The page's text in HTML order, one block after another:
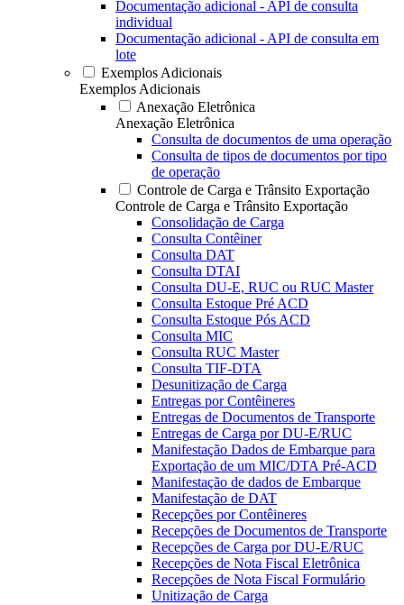
Documentação adicional - API de consulta
individual
Documentação adicional - API de consulta em
lote
Exemplos Adicionais
Exemplos Adicionais
Anexação Eletrônica
Anexação Eletrônica
Consulta de documentos de uma operação
Consulta de tipos de documentos por tipo
de operação
Controle de Carga e Trânsito Exportação
Controle de Carga e Trânsito Exportação
Consolidação de Carga
Consulta Contêiner
Consulta DAT
Consulta DTAI
Consulta DU-E, RUC ou RUC Master
Consulta Estoque Pré ACD
Consulta Estoque Pós ACD
Consulta MIC
Consulta RUC Master
Consulta TIF-DTA
Desunitização de Carga
Entregas por Contêineres
Entregas de Documentos de Transporte
Entregas de Carga por DU-E/RUC
Manifestação Dados de Embarque para
Exportação de um MIC/DTA Pré-ACD
Manifestação de dados de Embarque
Manifestação de DAT
Recepções por Contêineres
Recepções de Documentos de Transporte
Recepções de Carga por DU-E/RUC
Recepções de Nota Fiscal Eletrônica
Recepções de Nota Fiscal Formulário
Unitização de Carga